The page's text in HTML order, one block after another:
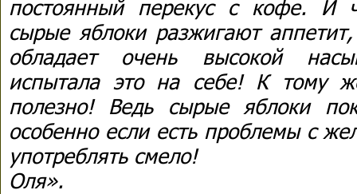
постоянный перекус с кофе. И
сырые яблоки разжигают
обладает очень высокой
испытала это на себе! К тому
полезно! Ведь сырые яблоки
особенно если есть проблемы с
употреблять смело!
Оля».